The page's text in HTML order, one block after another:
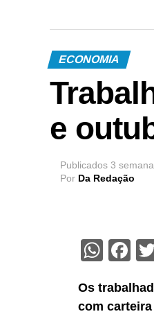
ECONOMIA
e
Publicados 3
Por Da Redação
Os
com